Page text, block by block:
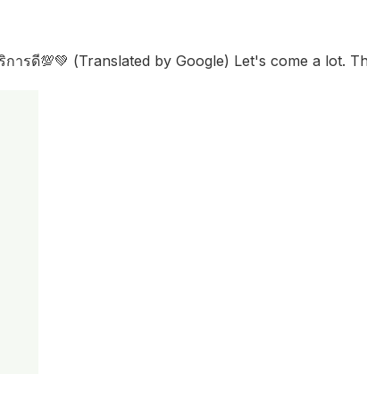
การดี💯💚 (Translated by Google) Let's come a lot.